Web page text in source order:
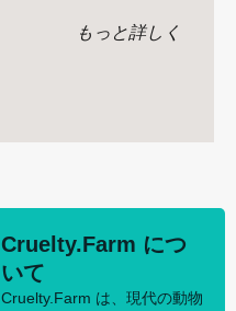
もっと詳しく
Cruelty.Farm につ
いて
Cruelty.Farm は、現代の動物